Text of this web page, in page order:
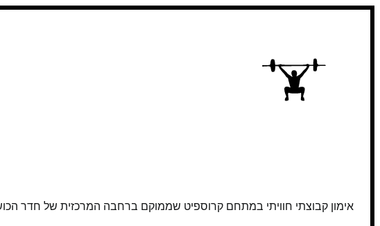
אימון קבוצתי חוויתי במתחם קרוספיט שממוקם ברחבה המרכזית של חדר